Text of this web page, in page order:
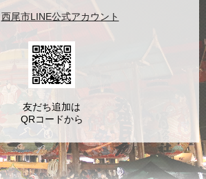
西尾市LINE公式アカウント
友だち追加は
QRコードから